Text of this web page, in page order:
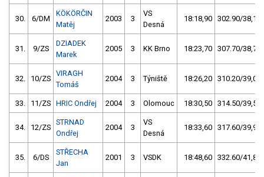
30. 6/DM
KÖKÖRČIN
Matěj
2003 3
VS
Desná
18:18,90 302.90/38,1
31. 9/ZS
DZIADEK
Marek
2005 3 KK Brno 18:23,70 307.70/38,7
32. 10/ZS
VIRAGH
Tomáš
2004 3 Týniště 18:26,20 310.20/39,0
33. 11/ZS HRIC Ondřej 2004 3 Olomouc 18:30,50 314.50/39,5
34. 12/ZS
STRNAD
Ondřej
2004 3
VS
Desná
18:33,60 317.60/39,9
35. 6/DS
STŘECHA
Jan
2001 3 VSDK 18:48,60 332.60/41,8